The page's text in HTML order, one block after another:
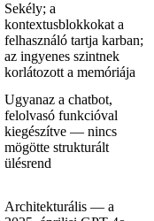
Sekély; a
kontextusblokkokat a
felhasználó tartja karban;
az ingyenes szintnek
korlátozott a memóriája
Ugyanaz a chatbot,
felolvasó funkcióval
kiegészítve — nincs
mögötte strukturált
ülésrend
Architekturális — a